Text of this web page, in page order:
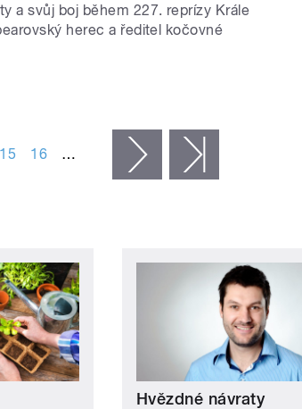
a svůj boj během 227. reprízy Krále
herec a ředitel kočovné
15 16 … následující ›
Hvězdné návraty